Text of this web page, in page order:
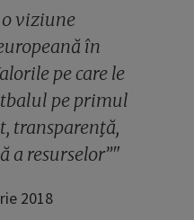
o viziune
în
pe care le
pe primul
transparenţă,
a resurselor”"
2018